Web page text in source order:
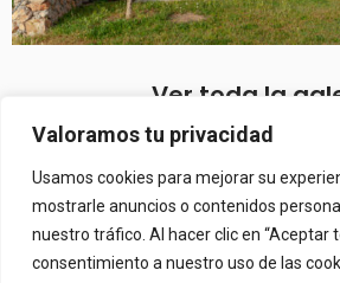
Valoramos tu privacidad
Usamos cookies para mejorar su
mostrarle anuncios o contenidos
nuestro tráfico. Al hacer clic en “Aceptar
consentimiento a nuestro uso de las
Ver toda la
AVISO LEGAL
POLÍTICA DE COOKIES
POLÍTICA DE